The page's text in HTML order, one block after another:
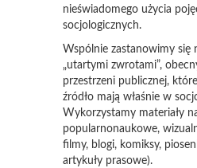
nieświadomego użycia
socjologicznych.
Wspólnie zastanowimy się
„utartymi zwrotami”,
przestrzeni publicznej,
źródło mają właśnie w
Wykorzystamy materiały
popularnonaukowe,
filmy, blogi, komiksy,
artykuły prasowe).